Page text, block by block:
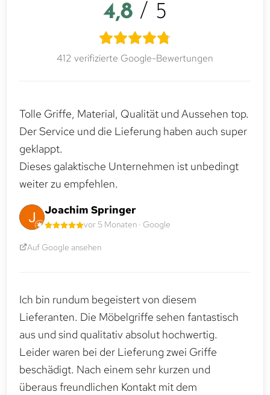
4,8 / 5
412 verifizierte Google-Bewertungen
Tolle Griffe, Material, Qualität und Aussehen top.
Der Service und die Lieferung haben auch super
geklappt.
Dieses galaktische Unternehmen ist unbedingt
weiter zu empfehlen.
Joachim Springer
vor 5 Monaten · Google
Auf Google ansehen
Ich bin rundum begeistert von diesem
Lieferanten. Die Möbelgriffe sehen fantastisch
aus und sind qualitativ absolut hochwertig.
Leider waren bei der Lieferung zwei Griffe
beschädigt. Nach einem sehr kurzen und
überaus freundlichen Kontakt mit dem